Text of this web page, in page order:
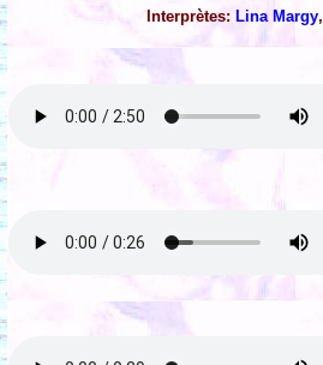
Interprètes: Lina Margy,